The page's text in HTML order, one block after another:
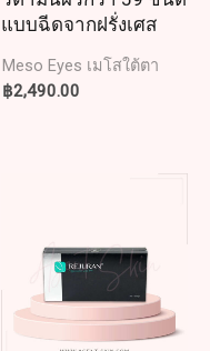
แบบฉีดจากฝรั่งเศส
Meso Eyes เมโสใต้ตา
฿2,490.00